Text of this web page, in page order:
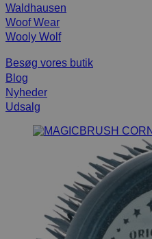
Waldhausen
Woof Wear
Wooly Wolf
Besøg vores butik
Blog
Nyheder
Udsalg